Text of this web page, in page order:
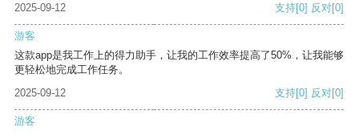
2025-09-12
支持[0] 反对[0]
游客
这款app是我工作上的得力助手，让我的工作效率提高了50%，让我能够
更轻松地完成工作任务。
2025-09-12
支持[0] 反对[0]
游客